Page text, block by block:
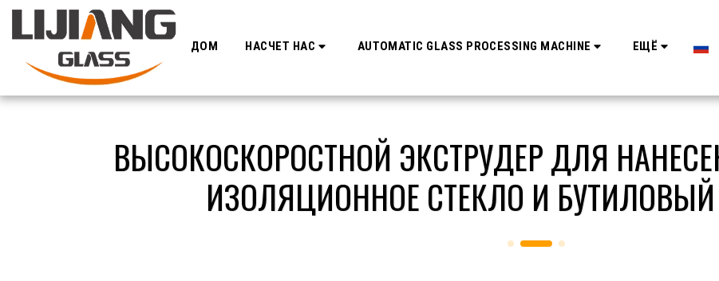
ДОМ НАСЧЕТ НАС AUTOMATIC GLASS PROCESSING MACHINE ЕЩЁ
ВЫСОКОСКОРОСТНОЙ ЭКСТРУДЕР ДЛЯ
ИЗОЛЯЦИОННОЕ СТЕКЛО И БУТИЛОВЫЙ